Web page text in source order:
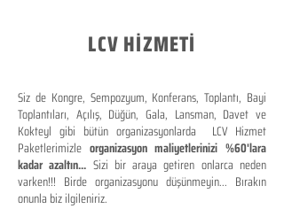
LCV HİZMETİ
Siz de Kongre, Sempozyum, Konferans, Toplantı, Bayi
Toplantıları, Açılış, Düğün, Gala, Lansman, Davet ve
Kokteyl gibi bütün organizasyonlarda LCV Hizmet
Paketlerimizle organizasyon maliyetlerinizi %60'lara
kadar azaltın... Sizi bir araya getiren onlarca neden
varken!!! Birde organizasyonu düşünmeyin... Bırakın
onunla biz ilgileniriz.